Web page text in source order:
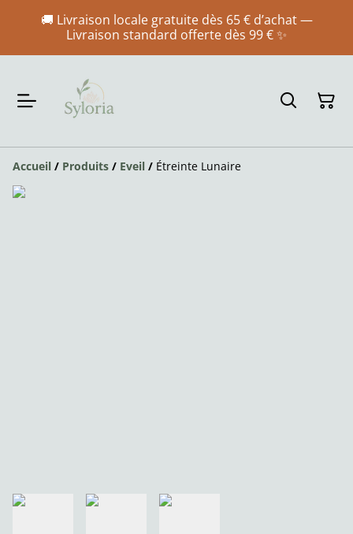
🚚 Livraison locale gratuite dès 65 € d’achat —
Livraison standard offerte dès 99 € ✨
Accueil / Produits / Eveil / Étreinte Lunaire